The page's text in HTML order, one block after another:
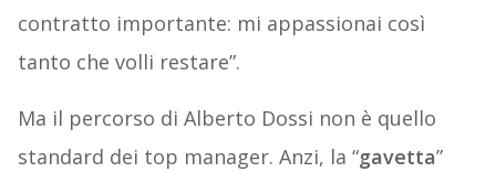
contratto importante: mi appassionai così
tanto che volli restare”.
Ma il percorso di Alberto Dossi non è quello
standard dei top manager. Anzi, la “gavetta”